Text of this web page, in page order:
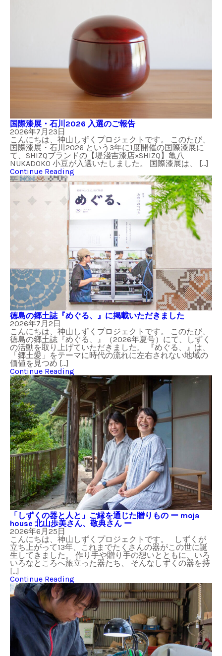
国際漆展・石川2026 入選のご報告
2026年7月23日
こんにちは、神山しずくプロジェクトです。 このたび、
国際漆展・石川2026 という3年に1度開催の国際漆展に
て、SHIZQブランドの【堤淺吉漆店×SHIZQ】亀八
NUKADOKO 小豆が入選いたしました。 国際漆展は、 […]
Continue Reading
徳島の郷土誌『めぐる、』に掲載いただきました
2026年7月2日
こんにちは、神山しずくプロジェクトです。 このたび、
徳島の郷土誌『めぐる、』（2026年夏号）にて、しずく
の活動を取り上げていただきました。 『めぐる、』は、
「郷土愛」をテーマに時代の流れに左右されない地域の
価値を見つめ […]
Continue Reading
「しずくの器と人と」ご縁を通じた贈りもの ー moja
house 北山歩美さん、敬典さん ー
2026年6月25日
こんにちは、神山しずくプロジェクトです。 しずくが
立ち上がって13年、これまでたくさんの器がこの世に誕
生してきました。 作り手や贈り手の想いとともに、いろ
いろなところへ旅立った器たち、 そんなしずくの器を持
[…]
Continue Reading